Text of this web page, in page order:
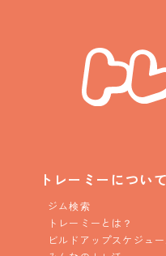
トレーミーについて
ジム検索
トレーミーとは？
ビルドアップスケジュ